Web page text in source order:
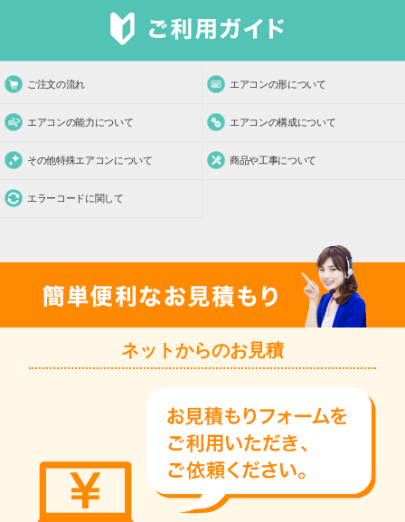
ご注文の流れ エアコンの形について
エアコンの能力について エアコンの構成について
その他特殊エアコンについて 商品や工事について
エラーコードに関して
ネットからのお見積